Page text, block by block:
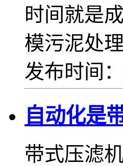
时间就是
模污泥处
发布时间
自动化是
带式压滤